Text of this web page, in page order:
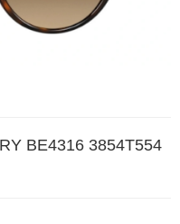
BE4316 3854T554